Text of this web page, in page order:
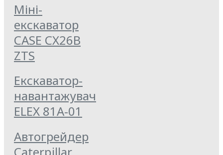
Міні-
екскаватор
CASE CX26B
ZTS
Екскаватор-
навантажувач
ELEX 81А-01
Автогрейдер